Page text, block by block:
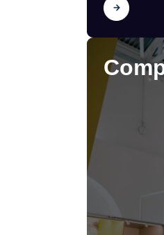
Scopri